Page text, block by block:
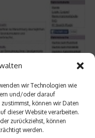
wir Technologien wie
und/oder darauf
können wir Daten
dieser Website verarbeiten.
zurückziehst, können
werden.